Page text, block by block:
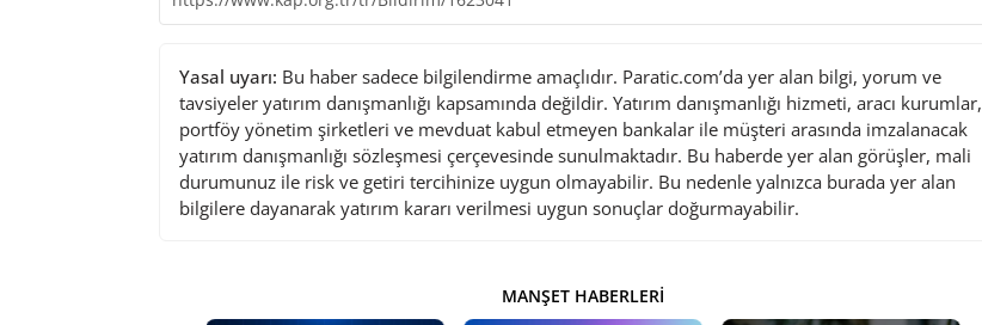
Yasal uyarı: Bu haber sadece bilgilendirme amaçlıdır. Paratic.com’da yer alan bilgi, yorum ve
tavsiyeler yatırım danışmanlığı kapsamında değildir. Yatırım danışmanlığı hizmeti, aracı kurumlar,
portföy yönetim şirketleri ve mevduat kabul etmeyen bankalar ile müşteri arasında imzalanacak
yatırım danışmanlığı sözleşmesi çerçevesinde sunulmaktadır. Bu haberde yer alan görüşler, mali
durumunuz ile risk ve getiri tercihinize uygun olmayabilir. Bu nedenle yalnızca burada yer alan
bilgilere dayanarak yatırım kararı verilmesi uygun sonuçlar doğurmayabilir.
MANŞET HABERLERI